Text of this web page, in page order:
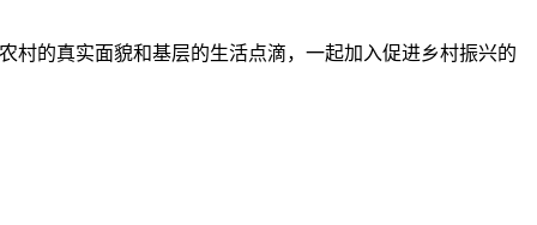
的真实面貌和基层的生活点滴，一起加入促进乡村振兴的